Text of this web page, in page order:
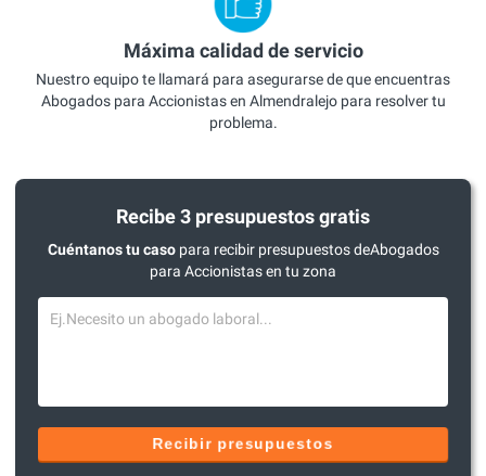
Máxima calidad de servicio
Nuestro equipo te llamará para asegurarse de que encuentras
Abogados para Accionistas en Almendralejo para resolver tu
problema.
Recibe 3 presupuestos gratis
Cuéntanos tu casopara recibir presupuestos deAbogados
para Accionistas en tu zona
Recibir presupuestos